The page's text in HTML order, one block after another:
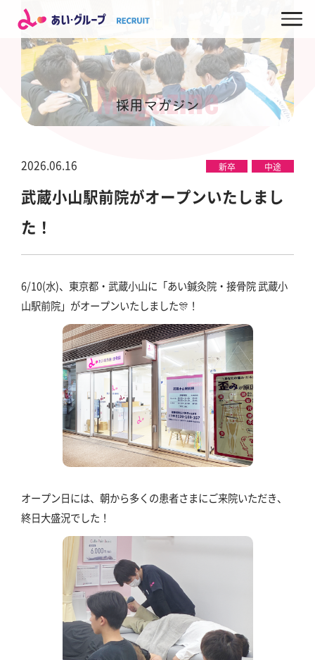
Magazine
採用マガジン
2026.06.16 新卒 中途
武蔵小山駅前院がオープンいたしまし
た！
6/10(水)、東京都・武蔵小山に「あい鍼灸院・接骨院 武蔵小
山駅前院」がオープンいたしました🎊！
オープン日には、朝から多くの患者さまにご来院いただき、
終日大盛況でした！